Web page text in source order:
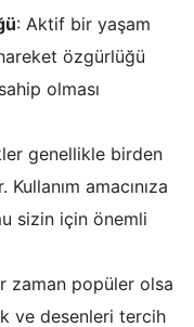
: Aktif bir yaşam
özgürlüğü
olması
genellikle birden
amacınıza
sizin için önemli
zaman popüler olsa
ve desenleri tercih